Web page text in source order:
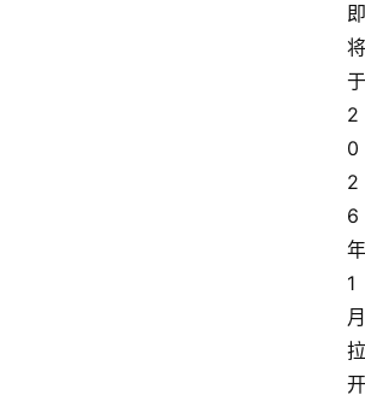
即
将
于
2
0
2
6
年
1
月
拉
开